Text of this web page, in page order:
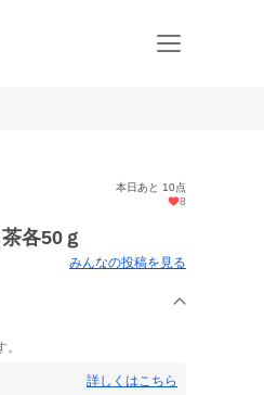
本日あと 10点
8
各50ｇ
みんなの投稿を見る
詳しくはこちら